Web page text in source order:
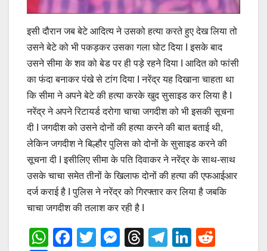
इसी दौरान जब बेटे आदित्य ने उसको हत्या करते हुए देख लिया तो
उसने बेटे को भी पकड़कर उसका गला घोट दिया I इसके बाद
उसने सीमा के शव को बेड पर ही पड़े रहने दिया I आदित को फांसी
का फंदा बनाकर पंखे से टांग दिया I नरेंद्र यह दिखाना चाहता था
कि सीमा ने अपने बेटे की हत्या करके खुद सुसाइड कर लिया है I
नरेंद्र ने अपने रिटायर्ड दरोगा चाचा जगदीश को भी इसकी सूचना
दी I जगदीश को उसने दोनों की हत्या करने की बात बताई थी,
लेकिन जगदीश ने बिल्हौर पुलिस को दोनों के सुसाइड करने की
सूचना दी I इसीलिए सीमा के पति दिवाकर ने नरेंद्र के साथ-साथ
उसके चाचा समेत तीनों के खिलाफ दोनों की हत्या की एफआईआर
दर्ज कराई है I पुलिस ने नरेंद्र को गिरफ्तार कर लिया है जबकि
चाचा जगदीश की तलाश कर रही है I
W
F
T
M
T
T
Li